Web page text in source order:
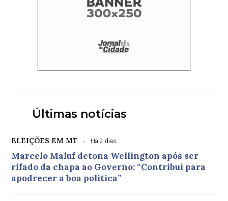
Últimas notícias
ELEIÇÕES EM MT Há 2 dias
Marcelo Maluf detona Wellington após ser
rifado da chapa ao Governo: “Contribui para
apodrecer a boa política”